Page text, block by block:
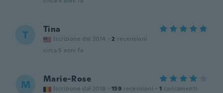
T Tina
Iscrizione dal 2014 · 2 recensioni
circa 5 anni fa
M Marie-Rose
Iscrizione dal 2018 · 159 recensioni · 1 caricamenti